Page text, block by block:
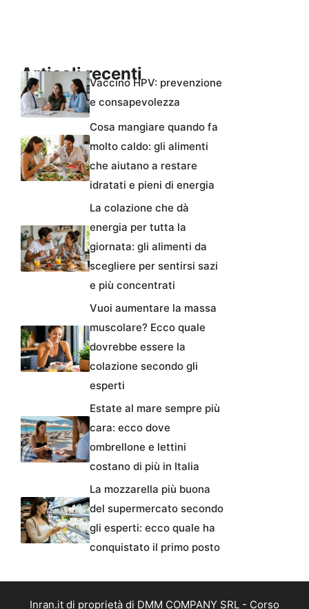
Articoli recentiVaccino HPV: prevenzione
e consapevolezza
Cosa mangiare quando fa
molto caldo: gli alimenti
che aiutano a restare
idratati e pieni di energia
La colazione che dà
energia per tutta la
giornata: gli alimenti da
scegliere per sentirsi sazi
e più concentrati
Vuoi aumentare la massa
muscolare? Ecco quale
dovrebbe essere la
colazione secondo gli
esperti
Estate al mare sempre più
cara: ecco dove
ombrellone e lettini
costano di più in Italia
La mozzarella più buona
del supermercato secondo
gli esperti: ecco quale ha
conquistato il primo posto
Inran.it di proprietà di DMM COMPANY SRL - Corso